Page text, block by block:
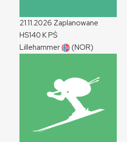
21.11.2026 Zaplanowane
HS140 KPŚ
Lillehammer
(NOR)